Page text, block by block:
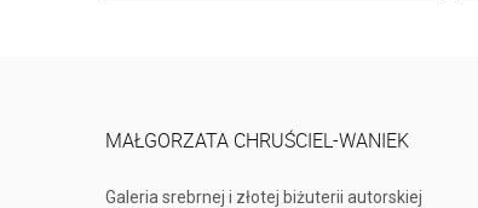
MAŁGORZATA CHRUŚCIEL-WANIEK
Galeria srebrnej i złotej biżuterii autorskiej